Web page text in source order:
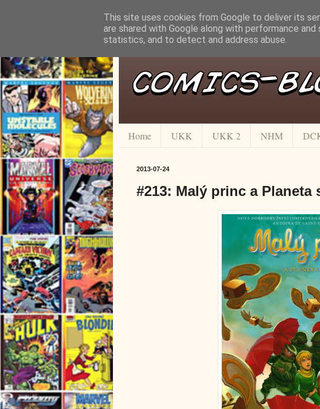
Home UKK UKK 2 NHM
2013-07-24
#213: Malý princ a Planeta
This site uses cookies from Google to deliver its
are shared with Google along with performance
statistics, and to detect and address abuse.